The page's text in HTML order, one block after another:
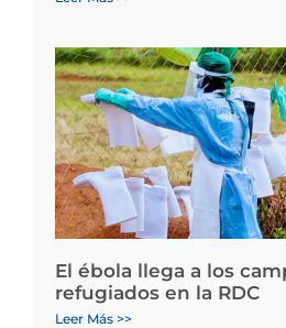
El ébola llega a los
refugiados en la RDC
Leer Más >>